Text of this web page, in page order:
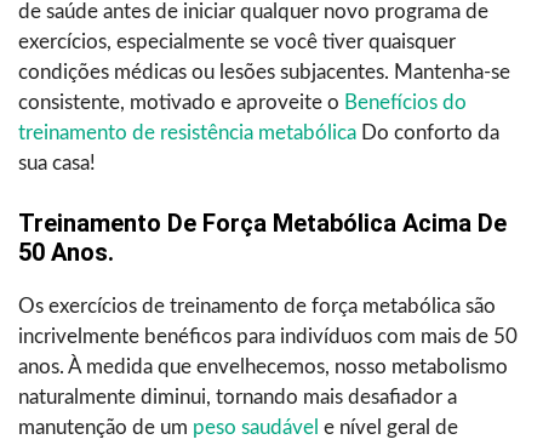
de saúde antes de iniciar qualquer novo programa de
exercícios, especialmente se você tiver quaisquer
condições médicas ou lesões subjacentes. Mantenha-se
consistente, motivado e aproveite o Benefícios do
treinamento de resistência metabólica Do conforto da
sua casa!
Treinamento De Força Metabólica Acima De
50 Anos.
Os exercícios de treinamento de força metabólica são
incrivelmente benéficos para indivíduos com mais de 50
anos. À medida que envelhecemos, nosso metabolismo
naturalmente diminui, tornando mais desafiador a
manutenção de um peso saudável e nível geral de